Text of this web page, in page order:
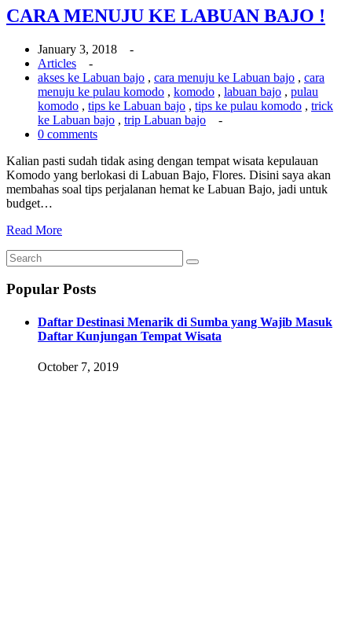
CARA MENUJU KE LABUAN BAJO !
January 3, 2018 -
Articles -
akses ke Labuan bajo , cara menuju ke Labuan bajo , cara
menuju ke pulau komodo , komodo , labuan bajo , pulau
komodo , tips ke Labuan bajo , tips ke pulau komodo , trick
ke Labuan bajo , trip Labuan bajo -
0 comments
Kalian pasti sudah tidak asing dengan tempat wisata kepulauan
Komodo yang berlokasi di Labuan Bajo, Flores. Disini saya akan
membahas soal tips perjalanan hemat ke Labuan Bajo, jadi untuk
budget…
Read More
Popular Posts
Daftar Destinasi Menarik di Sumba yang Wajib Masuk
Daftar Kunjungan Tempat Wisata
October 7, 2019